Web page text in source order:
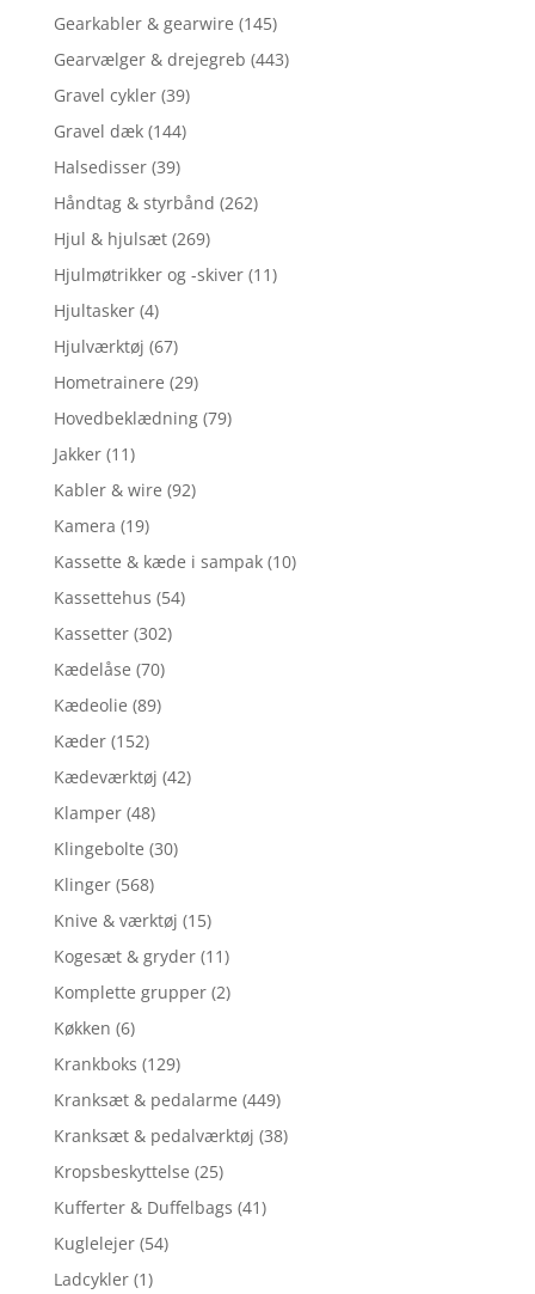
Gearkabler & gearwire (145)
Gearvælger & drejegreb (443)
Gravel cykler (39)
Gravel dæk (144)
Halsedisser (39)
Håndtag & styrbånd (262)
Hjul & hjulsæt (269)
Hjulmøtrikker og -skiver (11)
Hjultasker (4)
Hjulværktøj (67)
Hometrainere (29)
Hovedbeklædning (79)
Jakker (11)
Kabler & wire (92)
Kamera (19)
Kassette & kæde i sampak (10)
Kassettehus (54)
Kassetter (302)
Kædelåse (70)
Kædeolie (89)
Kæder (152)
Kædeværktøj (42)
Klamper (48)
Klingebolte (30)
Klinger (568)
Knive & værktøj (15)
Kogesæt & gryder (11)
Komplette grupper (2)
Køkken (6)
Krankboks (129)
Kranksæt & pedalarme (449)
Kranksæt & pedalværktøj (38)
Kropsbeskyttelse (25)
Kufferter & Duffelbags (41)
Kuglelejer (54)
Ladcykler (1)